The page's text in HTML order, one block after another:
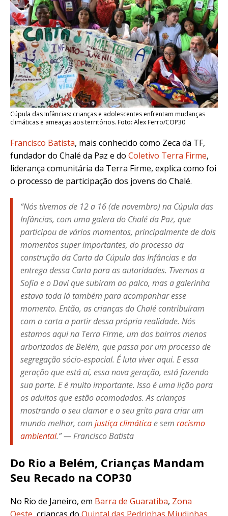
Cúpula das Infâncias: crianças e adolescentes enfrentam mudanças
climáticas e ameaças aos territórios. Foto: Alex Ferro/COP30
Francisco Batista, mais conhecido como Zeca da TF,
fundador do Chalé da Paz e do Coletivo Terra Firme,
liderança comunitária da Terra Firme, explica como foi
o processo de participação dos jovens do Chalé.
“Nós tivemos de 12 a 16 (de novembro) na Cúpula das
Infâncias, com uma galera do Chalé da Paz, que
participou de vários momentos, principalmente de dois
momentos super importantes, do processo da
construção da Carta da Cúpula das Infâncias e da
entrega dessa Carta para as autoridades. Tivemos a
Sofia e o Davi que subiram ao palco, mas a galerinha
estava toda lá também para acompanhar esse
momento. Então, as crianças do Chalé contribuíram
com a carta a partir dessa própria realidade. Nós
estamos aqui na Terra Firme, um dos bairros menos
arborizados de Belém, que passa por um processo de
segregação sócio-espacial. É luta viver aqui. E essa
geração que está aí, essa nova geração, está fazendo
sua parte. E é muito importante. Isso é uma lição para
os adultos que estão acomodados. As crianças
mostrando o seu clamor e o seu grito para criar um
mundo melhor, com justiça climáticae sem racismo
ambiental.” —Francisco Batista
Do Rio a Belém, Crianças Mandam
Seu Recado na COP30
No Rio de Janeiro, em Barra de Guaratiba, Zona